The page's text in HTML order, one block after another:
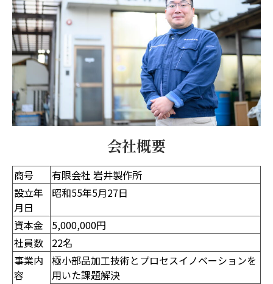
会社概要
商号
有限会社 岩井製作所
設立年
月日
昭和55年5月27日
資本金
5,000,000円
社員数
22名
事業内
容
極小部品加工技術とプロセスイノベーションを
用いた課題解決